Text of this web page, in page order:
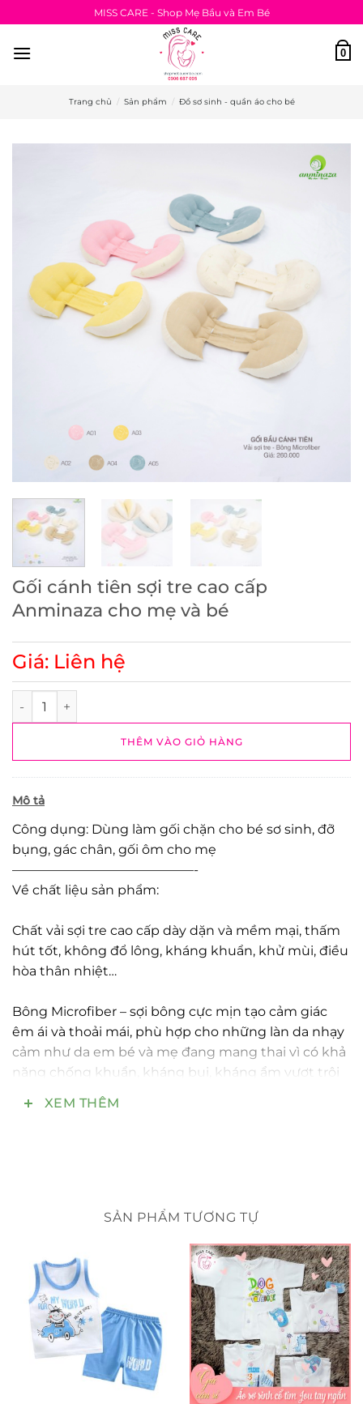
qua
nội
MISS CARE - Shop Mẹ Bầu và Em Bé
0
Trang chủ / Sản phẩm / Đồ sơ sinh - quần áo cho bé
Gối cánh tiên sợi tre cao cấp
Anminaza cho mẹ và bé
Giá: Liên hệ
Gối cánh tiên sợi tre cao cấp Anminaza cho mẹ và bé số
THÊM VÀO GIỎ HÀNG
Mô tả
Công dụng: Dùng làm gối chặn cho bé sơ sinh, đỡ
bụng, gác chân, gối ôm cho mẹ
——————————————-
Về chất liệu sản phẩm:
Chất vải sợi tre cao cấp dày dặn và mềm mại, thấm
hút tốt, không đổ lông, kháng khuẩn, khử mùi, điều
hòa thân nhiệt…
Bông Microfiber – sợi bông cực mịn tạo cảm giác
êm ái và thoải mái, phù hợp cho những làn da nhạy
cảm như da em bé và mẹ đang mang thai vì có khả
năng chống khuẩn, kháng bụi, kháng ẩm vượt trội
và tránh kích ứng da.
tượng bởi độ bền, không bị biến dạng hay lún xẹp
thoải mái mà không bị nhàu nát hay vón cục như
các loại gối bông khác.
???Combo chất liệu dễ chịu tuyệt đối và an toàn
cho bé yêu!
XEM THÊM
SẢN PHẨM TƯƠNG TỰ